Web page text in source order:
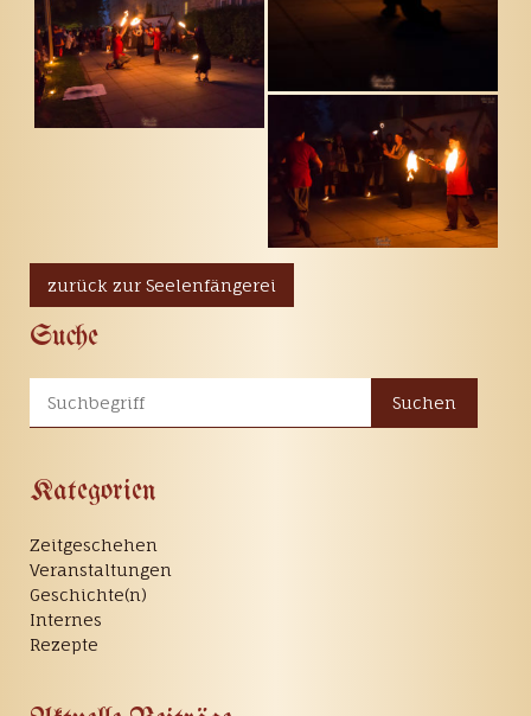
zurück zur Seelenfängerei
Suche
Suchen
Kategorien
Zeitgeschehen
Veranstaltungen
Geschichte(n)
Internes
Rezepte